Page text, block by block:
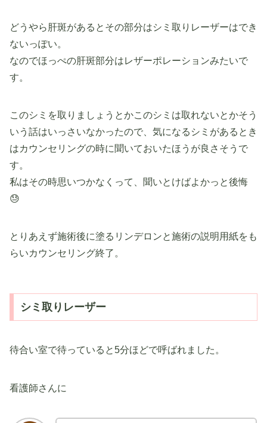
どうやら肝斑があるとその部分はシミ取りレーザーはでき
ないっぽい。
なのでほっぺの肝斑部分はレザーポレーションみたいで
す。
このシミを取りましょうとかこのシミは取れないとかそう
いう話はいっさいなかったので、気になるシミがあるとき
はカウンセリングの時に聞いておいたほうが良さそうで
す。
私はその時思いつかなくって、聞いとけばよかっと後悔
😓
とりあえず施術後に塗るリンデロンと施術の説明用紙をも
らいカウンセリング終了。
シミ取りレーザー
待合い室で待っていると5分ほどで呼ばれました。
看護師さんに